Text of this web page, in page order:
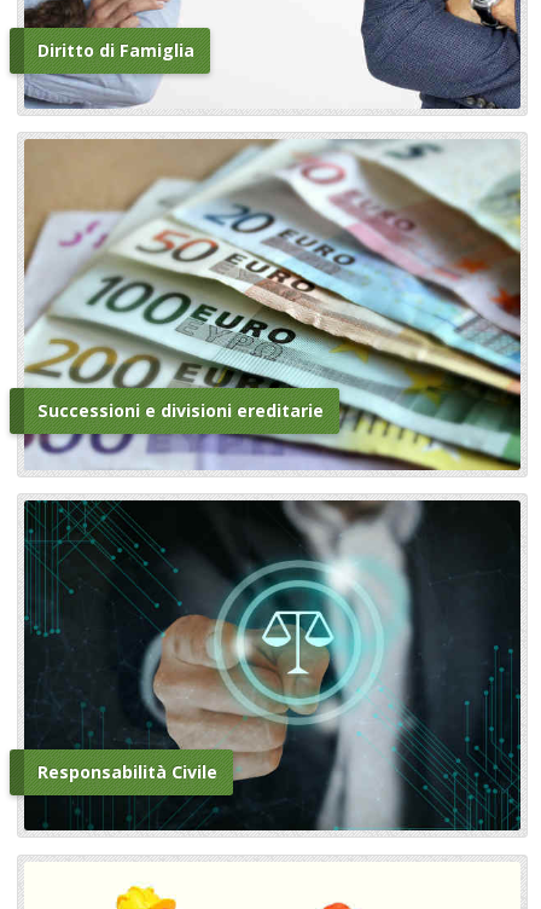
Diritto di Famiglia
Successioni e divisioni ereditarie
Responsabilità Civile